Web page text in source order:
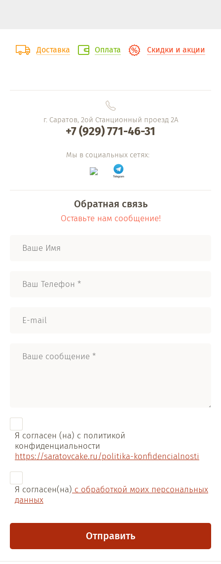
Доставка Оплата Скидки и акции
г. Саратов, 2ой Станционный проезд 2А
+7 (929) 771-46-31
Мы в социальных сетях:
Обратная связь
Оставьте нам сообщение!
Я согласен (на) с политикой
конфиденциальности
https://saratovcake.ru/politika-konfidencialnosti
Я согласен(на) с обработкой моих персональных
данных
Отправить